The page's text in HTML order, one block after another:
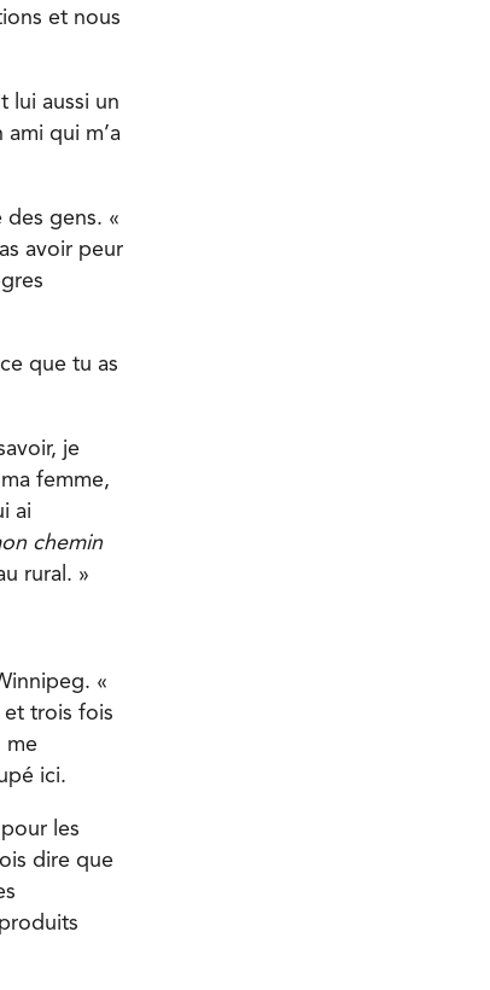
et nous
lui aussi un
qui m’a
des gens. «
avoir peur
que tu as
je
femme,
ai
chemin
rural. »
«
et trois fois
me
ici.
les
dire que